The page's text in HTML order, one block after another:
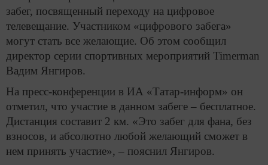
забег, посвященный переходу на цифровое
телевещание. Участником «цифрового забега»
могут стать все желающие. Об этом сообщил
директор серии спортивных мероприятий Timerman
Вадим Янгиров.
На пресс-конференции в ИА «Татар-информ» он
отметил, что участие в данном забеге – бесплатное.
Дистанция составит 2 км. «Это забег для фана, без
взносов, и абсолютно любой желающий сможет в
нем принять участие», – пояснил Янгиров.